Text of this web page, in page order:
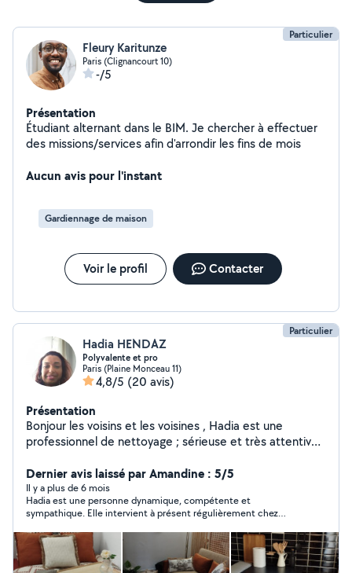
Particulier
Fleury Karitunze
Paris (Clignancourt 10)
-/5
Présentation
Étudiant alternant dans le BIM. Je chercher à effectuer
des missions/services afin d'arrondir les fins de mois
Aucun avis pour l'instant
Gardiennage de maison
Voir le profil Contacter
Particulier
Hadia HENDAZ
Polyvalente et pro
Paris (Plaine Monceau 11)
4,8/5 (20 avis)
Présentation
Bonjour les voisins et les voisines , Hadia est une
professionnel de nettoyage ; sérieuse et très attentive
(Airbnb), je propose aussi l'entretien de bureaux . J'ai
avancé dans mon domaine et j'ai commencé également
le nettoyage des canapés . Je vous garantis un travail
soigné et efficace .
Dernier avis laissé par Amandine : 5/5
Il y a plus de 6 mois
Hadia est une personne dynamique, compétente et
sympathique. Elle intervient à présent régulièrement chez